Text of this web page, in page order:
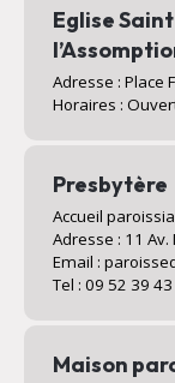
Eglise
Adresse : Place
Horaires :
Presbytère
Accueil
Adresse : 11
Email :
Tel : 09 52 39
Maison